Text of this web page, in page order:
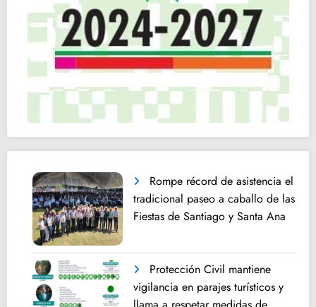
Rompe récord de asistencia el
tradicional paseo a caballo de las
Fiestas de Santiago y Santa Ana
Protección Civil mantiene
vigilancia en parajes turísticos y